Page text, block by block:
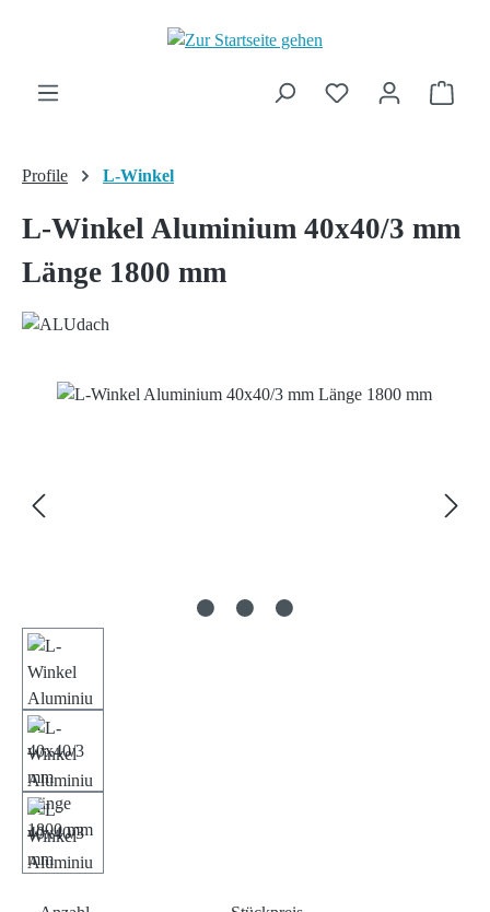
Zum Hauptinhalt springen
Profile L-Winkel
L-Winkel Aluminium 40x40/3 mm
Länge 1800 mm
Bildergalerie überspringen